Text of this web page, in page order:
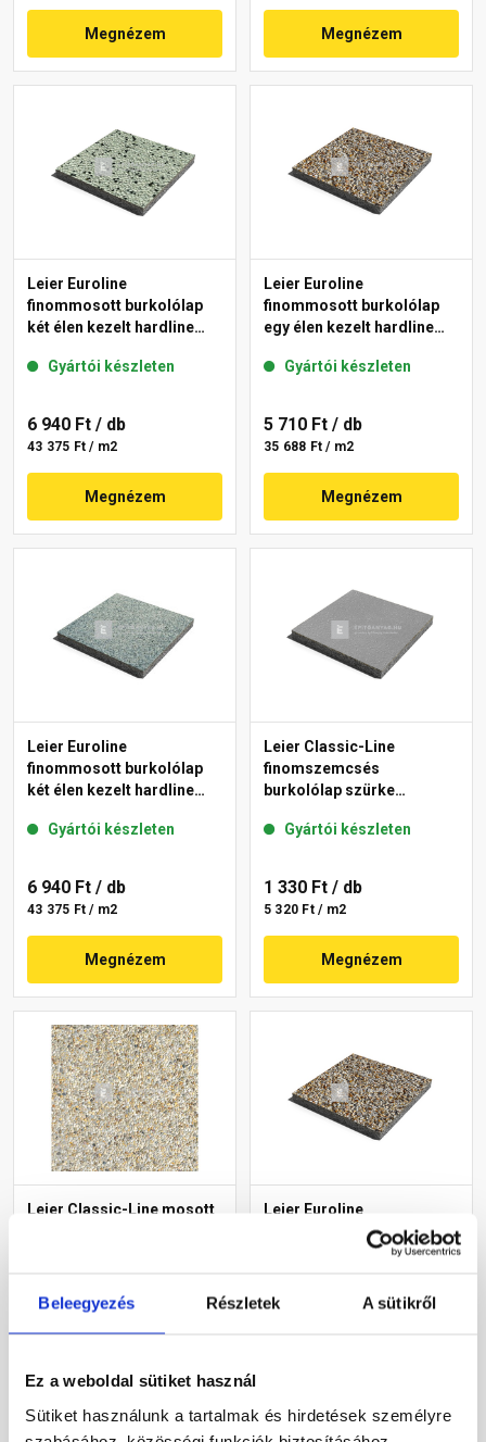
Beleegyezés Részletek A sütikről
Ez a weboldal sütiket használ
Sütiket használunk a tartalmak és hirdetések személyre
Megnézem Megnézem
Leier Euroline
finommosott burkolólap
két élen kezelt hardline
Gyártói készleten
6 940 Ft / db
43 375 Ft / m2
Megnézem
Leier Euroline
finommosott burkolólap
egy élen kezelt hardline
Gyártói készleten
5 710 Ft / db
35 688 Ft / m2
Megnézem
Leier Euroline
finommosott burkolólap
két élen kezelt hardline
Gyártói készleten
6 940 Ft / db
43 375 Ft / m2
Megnézem
Leier Classic-Line
finomszemcsés
burkolólap szürke
Gyártói készleten
1 330 Ft / db
5 320 Ft / m2
Megnézem
Leier Classic-Line mosott
Gyártói készleten
6 440 Ft / m2
Megnézem
Leier Euroline
finommosott burkolólap
két élen kezelt softline
Megnézem